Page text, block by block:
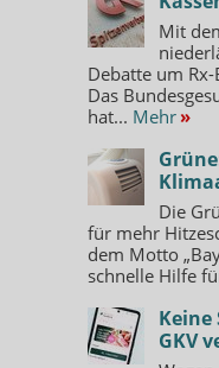
Mit
Debatte um
Das
hat... Mehr »
Die
für mehr
dem Motto
schnelle Hilfe
Keine
GKV